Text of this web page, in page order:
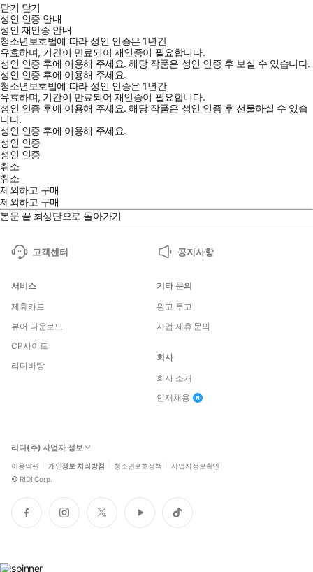
닫기 닫기
성인 인증 안내
성인 재인증 안내
청소년보호법에 따라 성인 인증은 1년간
유효하며, 기간이 만료되어 재인증이 필요합니다.
성인 인증 후에 이용해 주세요.해당 작품은 성인 인증 후 보실 수 있습니다.
성인 인증 후에 이용해 주세요.
청소년보호법에 따라 성인 인증은 1년간
유효하며, 기간이 만료되어 재인증이 필요합니다.
성인 인증 후에 이용해 주세요.해당 작품은 성인 인증 후 선물하실 수 있습
니다.
성인 인증 후에 이용해 주세요.
성인 인증
성인 인증
취소
취소
제외하고 구매
제외하고 구매
본문 끝 최상단으로 돌아가기
고객센터 공지사항
서비스
제휴카드
뷰어 다운로드
CP사이트
리디바탕
기타 문의
원고 투고
사업 제휴 문의
회사
회사 소개
인재채용
리디(주) 사업자 정보
이용약관 개인정보 처리방침 청소년보호정책 사업자정보확인
© RIDI Corp.
페
이
인
스
트
위
유
튜
틱
톡